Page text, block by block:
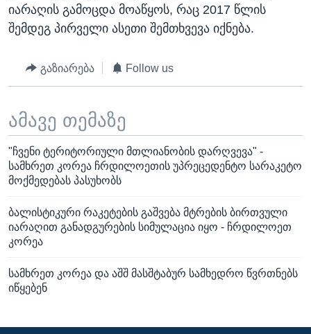
იარაღის გამოცდა მოაწყოს, რაც 2017 წლის
შემდეგ პირველი ასეთი შემთხვევა იქნება.
გაზიარება Follow us
ამავე თემაზე
"ჩვენი ტერიტორიული მთლიანობის დარღვევა" -
სამხრეთ კორეა ჩრდილოეთის უპრეცედენტო სარაკეტო
მოქმედებას პასუხობს
ბალისტიკური რაკეტების გაშვება მტრების ბირთვული
იარაღით განადგურების სიმულაცია იყო - ჩრდილოეთ
კორეა
სამხრეთ კორეა და აშშ მასშტაბურ სამხედრო წვრთნებს
იწყებენ